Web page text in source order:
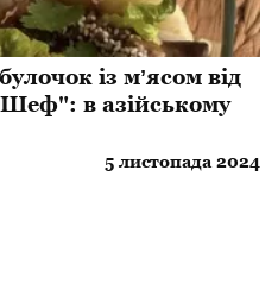
із мʼясом від
в азійському
5 листопада 2024